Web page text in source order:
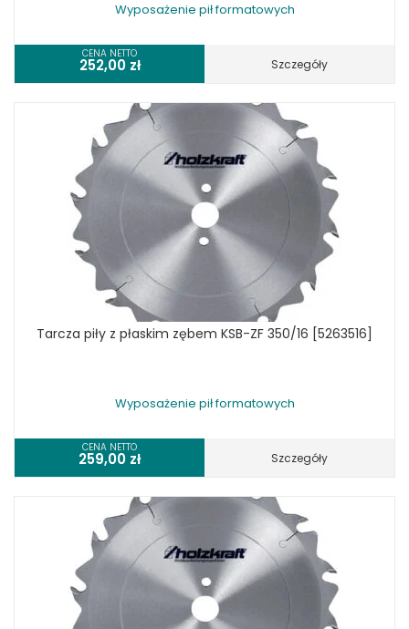
Wyposażenie pił formatowych
CENA NETTO
252,00 zł Szczegóły
Tarcza piły z płaskim zębem KSB-ZF 350/16 [5263516]
Wyposażenie pił formatowych
CENA NETTO
259,00 zł Szczegóły